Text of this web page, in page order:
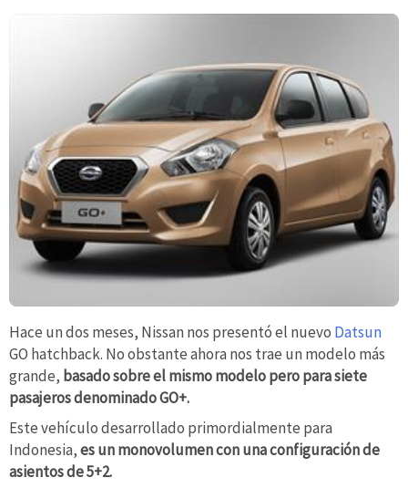
Hace un dos meses, Nissan nos presentó el nuevo Datsun
GO hatchback. No obstante ahora nos trae un modelo más
grande, basado sobre el mismo modelo pero para siete
pasajeros denominado GO+.
Este vehículo desarrollado primordialmente para
Indonesia,es un monovolumen con una configuración de
asientos de 5+2.